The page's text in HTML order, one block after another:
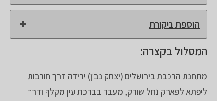
הוספת ביקורת
המסלול בקצרה:
מתחנת הרכבת בירושלים (יצחק נבון) ירידה דרך חורבות
ליפתא לפארק נחל שורק, מעבר בברכת עין מקלף ודרך